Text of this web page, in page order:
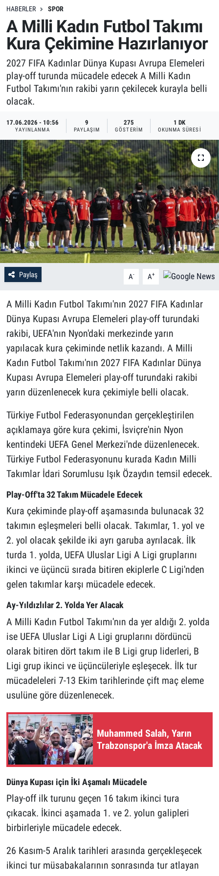
HABERLER SPOR
A Milli Kadın Futbol Takımı
Kura Çekimine Hazırlanıyor
2027 FIFA Kadınlar Dünya Kupası Avrupa Elemeleri
play-off turunda mücadele edecek A Milli Kadın
Futbol Takımı'nın rakibi yarın çekilecek kurayla belli
olacak.
17.06.2026 - 10:56
YAYINLANMA
9
PAYLAŞIM
275
GÖSTERIM
1 DK
OKUNMA SÜRESI
Paylaş A- A+
A Milli Kadın Futbol Takımı'nın 2027 FIFA Kadınlar
Dünya Kupası Avrupa Elemeleri play-off turundaki
rakibi, UEFA'nın Nyon'daki merkezinde yarın
yapılacak kura çekiminde netlik kazandı. A Milli
Kadın Futbol Takımı'nın 2027 FIFA Kadınlar Dünya
Kupası Avrupa Elemeleri play-off turundaki rakibi
yarın düzenlenecek kura çekimiyle belli olacak.
Türkiye Futbol Federasyonundan gerçekleştirilen
açıklamaya göre kura çekimi, İsviçre'nin Nyon
kentindeki UEFA Genel Merkezi'nde düzenlenecek.
Türkiye Futbol Federasyonunu kurada Kadın Milli
Takımlar İdari Sorumlusu Işık Özaydın temsil edecek.
Play-Off'ta 32 Takım Mücadele Edecek
Kura çekiminde play-off aşamasında bulunacak 32
takımın eşleşmeleri belli olacak. Takımlar, 1. yol ve
2. yol olacak şekilde iki ayrı garuba ayrılacak. İlk
turda 1. yolda, UEFA Uluslar Ligi A Ligi gruplarını
ikinci ve üçüncü sırada bitiren ekiplerle C Ligi'nden
gelen takımlar karşı mücadele edecek.
Ay-Yıldızlılar 2. Yolda Yer Alacak
A Milli Kadın Futbol Takımı'nın da yer aldığı 2. yolda
ise UEFA Uluslar Ligi A Ligi gruplarını dördüncü
olarak bitiren dört takım ile B Ligi grup liderleri, B
Ligi grup ikinci ve üçüncüleriyle eşleşecek. İlk tur
mücadeleleri 7-13 Ekim tarihlerinde çift maç eleme
usulüne göre düzenlenecek.
Muhammed Salah, Yarın
Trabzonspor'a İmza Atacak
Dünya Kupası için İki Aşamalı Mücadele
Play-off ilk turunu geçen 16 takım ikinci tura
çıkacak. İkinci aşamada 1. ve 2. yolun galipleri
birbirleriyle mücadele edecek.
26 Kasım-5 Aralık tarihleri arasında gerçekleşecek
ikinci tur müsabakalarının sonrasında tur atlayan